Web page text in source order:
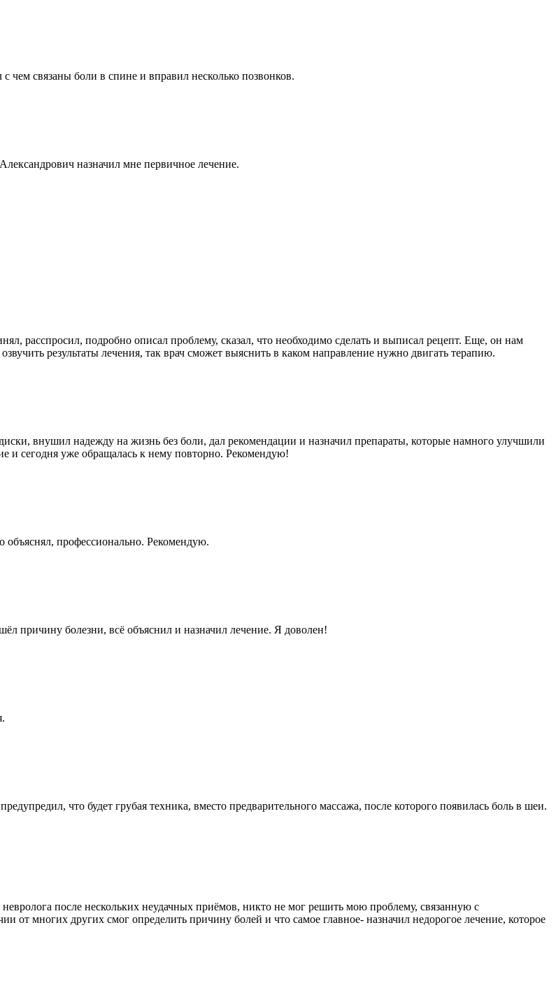
чем связаны боли в спине и вправил несколько позвонков.
назначил мне первичное лечение.
расспросил, подробно описал проблему, сказал, что необходимо сделать и выписал рецепт. Еще, он нам
результаты лечения, так врач сможет выяснить в каком направление нужно двигать терапию.
внушил надежду на жизнь без боли, дал рекомендации и назначил препараты, которые намного улучшили
и сегодня уже обращалась к нему повторно. Рекомендую!
профессионально. Рекомендую.
болезни, всё объяснил и назначил лечение. Я доволен!
что будет грубая техника, вместо предварительного массажа, после которого появилась боль в шеи.
после нескольких неудачных приёмов, никто не мог решить мою проблему, связанную с
многих других смог определить причину болей и что самое главное- назначил недорогое лечение, которое